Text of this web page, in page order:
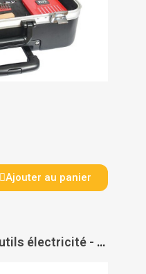
Ajouter au panier
Composition de 125 outils électricité - XPELEC1 - SAM OUTILLAGE